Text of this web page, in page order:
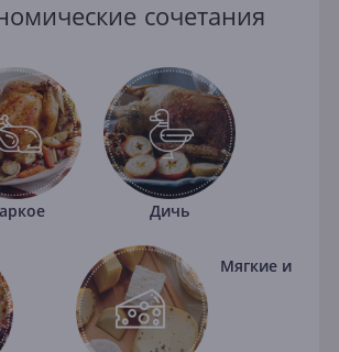
сочетания
Дичь
Мягкие и